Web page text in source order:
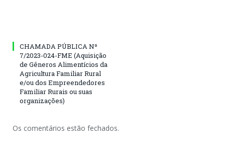
CHAMADA PÚBLICA Nº
7/2023-024-FME (Aquisição
de Gêneros Alimentícios da
Agricultura Familiar Rural
e/ou dos Empreendedores
Familiar Rurais ou suas
organizações)
Os comentários estão fechados.